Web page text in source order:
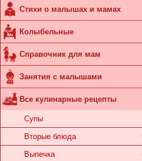
Стихи о малышах и мамах
Колыбельные
Справочник для мам
Занятия с малышами
Все кулинарные рецепты
Супы
Вторые блюда
Выпечка